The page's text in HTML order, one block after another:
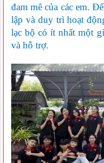
đam mê của các em.
lập và duy trì hoạt
lạc bộ có ít nhất một
và hỗ trợ.